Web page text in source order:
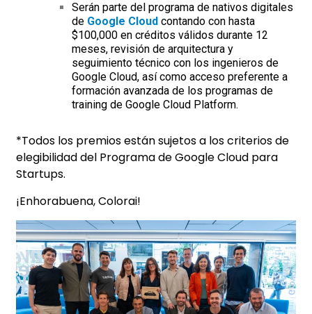
Serán parte del programa de nativos digitales
de Google Cloud contando con hasta
$100,000 en créditos válidos durante 12
meses, revisión de arquitectura y
seguimiento técnico con los ingenieros de
Google Cloud, así como acceso preferente a
formación avanzada de los programas de
training de Google Cloud Platform.
*Todos los premios están sujetos a los criterios de
elegibilidad del Programa de Google Cloud para
Startups.
¡Enhorabuena, Colorai!